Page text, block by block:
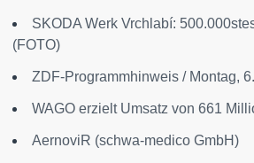
SKODA Werk Vrchlabí:
(FOTO)
ZDF-Programmhinweis / Montag,
WAGO erzielt Umsatz von 661
AernoviR (schwa-medico GmbH)